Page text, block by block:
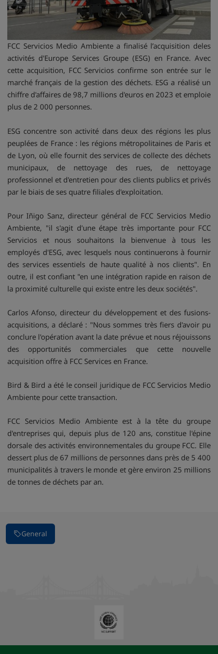
FCC Servicios Medio Ambiente a finalisé l’acquisition deles
activités d'Europe Services Groupe (ESG) en France. Avec
cette acquisition, FCC Servicios confirme son entrée sur le
marché français de la gestion des déchets. ESG a réalisé un
chiffre d'affaires de 98,7 millions d'euros en 2023 et emploie
plus de 2 000 personnes.
ESG concentre son activité dans deux des régions les plus
peuplées de France : les régions métropolitaines de Paris et
de Lyon, où elle fournit des services de collecte des déchets
municipaux, de nettoyage des rues, de nettoyage
professionnel et d'entretien pour des clients publics et privés
par le biais de ses quatre filiales d'exploitation.
Pour Iñigo Sanz, directeur général de FCC Servicios Medio
Ambiente, "il s'agit d'une étape très importante pour FCC
Servicios et nous souhaitons la bienvenue à tous les
employés d'ESG, avec lesquels nous continuerons à fournir
des services essentiels de haute qualité à nos clients". En
outre, il est confiant "en une intégration rapide en raison de
la proximité culturelle qui existe entre les deux sociétés".
Carlos Afonso, directeur du développement et des fusions-
acquisitions, a déclaré : "Nous sommes très fiers d'avoir pu
conclure l'opération avant la date prévue et nous réjouissons
des opportunités commerciales que cette nouvelle
acquisition offre à FCC Services en France.
Bird & Bird a été le conseil juridique de FCC Servicios Medio
Ambiente pour cette transaction.
FCC Servicios Medio Ambiente est à la tête du groupe
d'entreprises qui, depuis plus de 120 ans, constitue l'épine
dorsale des activités environnementales du groupe FCC. Elle
dessert plus de 67 millions de personnes dans près de 5 400
municipalités à travers le monde et gère environ 25 millions
de tonnes de déchets par an.
General